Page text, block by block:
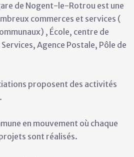
de Nogent-le-Rotrou est une
commerces et services (
, École, centre de
Agence Postale, Pôle de
proposent des activités
en mouvement où chaque
sont réalisés.